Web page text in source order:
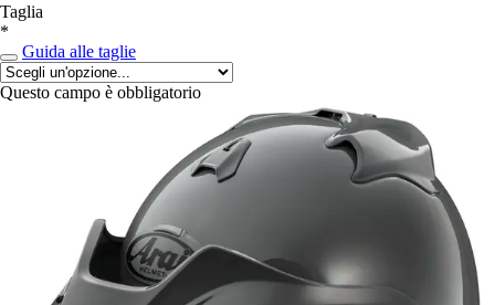
Taglia
*
Guida alle taglie
Questo campo è obbligatorio